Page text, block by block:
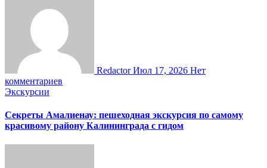
RedactorИюл 17, 2026 Нет
комментариев
Экскурсии
Секреты Амалиенау: пешеходная экскурсия по самому
красивому району Калининграда с гидом